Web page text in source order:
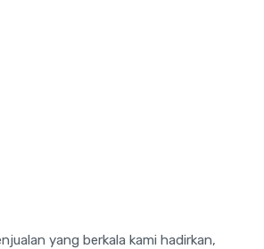
yang berkala kami hadirkan,